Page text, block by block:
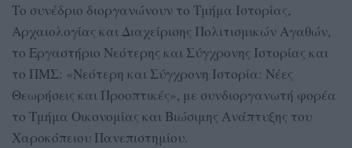
Το συνέδριο διοργανώνουν το Τμήμα Ιστορίας,
Αρχαιολογίας και Διαχείρισης Πολιτισμικών Αγαθών,
το Εργαστήριο Νεότερης και Σύγχρονης Ιστορίας και
το ΠΜΣ: «Νεότερη και Σύγχρονη Ιστορία: Νέες
Θεωρήσεις και Προοπτικές», με συνδιοργανωτή φορέα
το Τμήμα Οικονομίας και Βιώσιμης Ανάπτυξης του
Χαροκόπειου Πανεπιστημίου.